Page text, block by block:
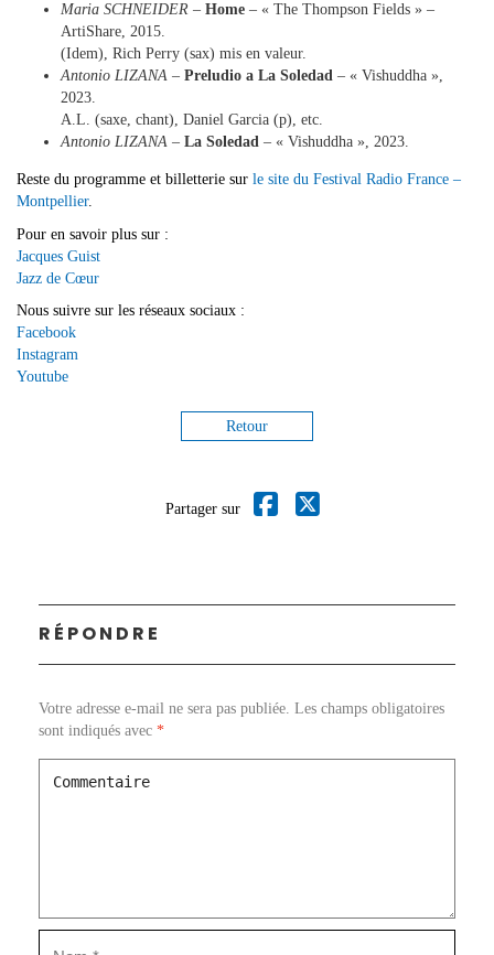
Maria SCHNEIDER – Home – « The Thompson Fields » –
ArtiShare, 2015.
(Idem), Rich Perry (sax) mis en valeur.
Antonio LIZANA – Preludio a La Soledad – « Vishuddha »,
2023.
A.L. (saxe, chant), Daniel Garcia (p), etc.
Antonio LIZANA – La Soledad – « Vishuddha », 2023.
Reste du programme et billetterie sur le site du Festival Radio France –
Montpellier.
Pour en savoir plus sur :
Jacques Guist
Jazz de Cœur
Nous suivre sur les réseaux sociaux :
Facebook
Instagram
Youtube
Retour
Partager sur
RÉPONDRE
Votre adresse e-mail ne sera pas publiée. Les champs obligatoires
sont indiqués avec *